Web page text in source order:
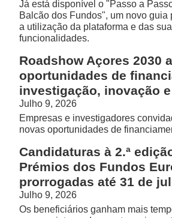
Já está disponível o "Passo a
Balcão dos Fundos", um novo guia
a utilização da plataforma e das
funcionalidades.
Roadshow Açores 2030
oportunidades de
investigação, inovação
Julho 9, 2026
Empresas e investigadores
novas oportunidades de
Candidaturas à 2.ª
Prémios dos Fundos
prorrogadas até 31 de
Julho 9, 2026
Os beneficiários ganham mais